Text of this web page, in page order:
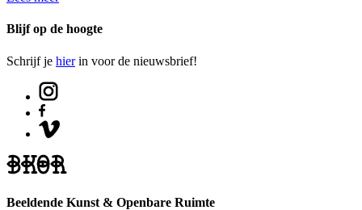
Blijf op de hoogte
Schrijf je hierin voor de nieuwsbrief!
Beeldende Kunst & Openbare Ruimte